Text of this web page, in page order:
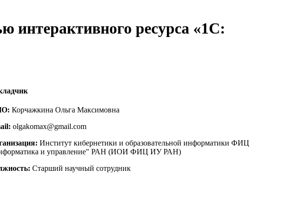
интерактивного ресурса «1С:
Корчажкина Ольга Максимовна
olgakomax@gmail.com
Институт кибернетики и образовательной информатики ФИЦ
и управление" РАН (ИОИ ФИЦ ИУ РАН)
Старший научный сотрудник